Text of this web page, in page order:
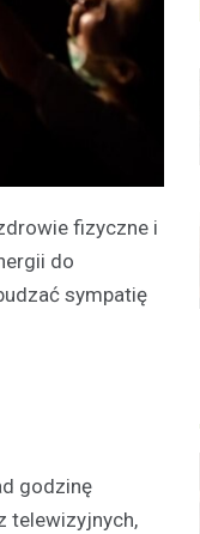
fizyczne i
do
sympatię
godzinę
telewizyjnych,